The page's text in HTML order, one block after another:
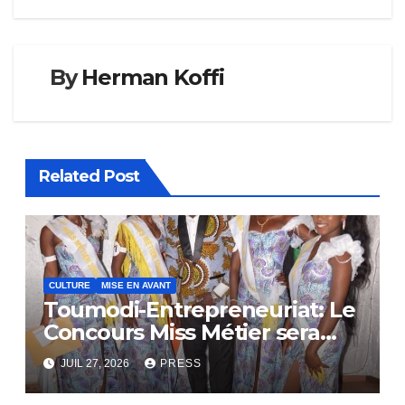
ByHerman Koffi
Related Post
CULTURE MISE EN AVANT
Toumodi-Entrepreneuriat: Le
Concours Miss Métier sera
bientôt lance.
JUIL 27, 2026 PRESS